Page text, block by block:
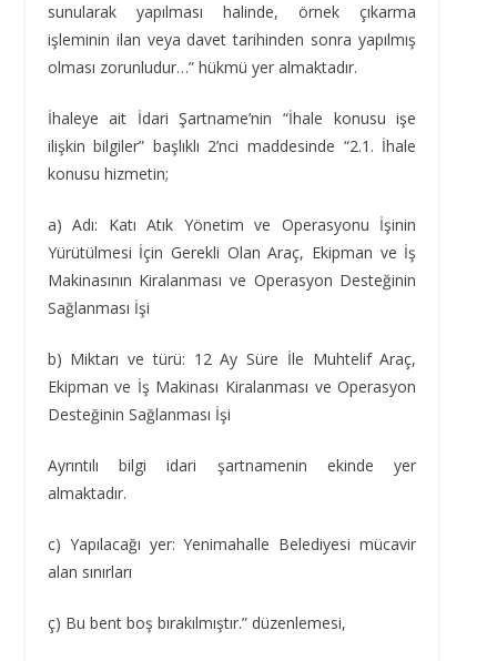
sunularak yapılması halinde, örnek çıkarma
işleminin ilan veya davet tarihinden sonra yapılmış
olması zorunludur…” hükmü yer almaktadır.
İhaleye ait İdari Şartname’nin “İhale konusu işe
ilişkin bilgiler” başlıklı 2’nci maddesinde “2.1. İhale
konusu hizmetin;
a) Adı: Katı Atık Yönetim ve Operasyonu İşinin
Yürütülmesi İçin Gerekli Olan Araç, Ekipman ve İş
Makinasının Kiralanması ve Operasyon Desteğinin
Sağlanması İşi
b) Miktarı ve türü: 12 Ay Süre İle Muhtelif Araç,
Ekipman ve İş Makinası Kiralanması ve Operasyon
Desteğinin Sağlanması İşi
Ayrıntılı bilgi idari şartnamenin ekinde yer
almaktadır.
c) Yapılacağı yer: Yenimahalle Belediyesi mücavir
alan sınırları
ç) Bu bent boş bırakılmıştır.” düzenlemesi,